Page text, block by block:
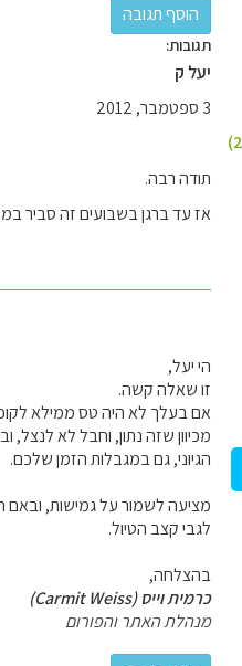
תגובות:
יעל ק
3 ספטמבר, 2012
תודה רבה.
אז עד ברגן בשבועים זה סביר
הי יעל,
זו שאלה קשה.
אם בעלך לא היה טס ממילא
מכיוון שזה נתון, וחבל לא
הגיוני, גם במגבלות הזמן שלכם.
מציעה לשמור על גמישות, ובאם
לגבי קצב הטיול.
בהצלחה,
כרמית וייס (Carmit Weiss)
מנהלת האתר והפורום